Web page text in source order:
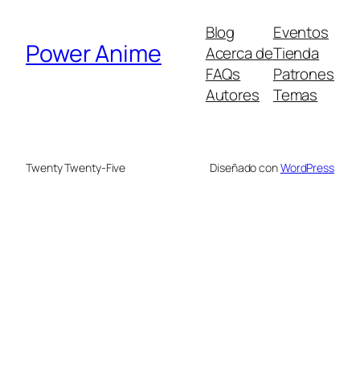
Power Anime
Blog
Acerca de
FAQs
Autores
Eventos
Tienda
Patrones
Temas
Twenty Twenty-Five Diseñado conWordPress